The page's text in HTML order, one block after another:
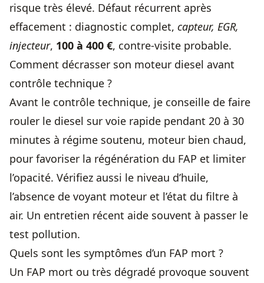
risque très élevé. Défaut récurrent après
effacement : diagnostic complet, capteur, EGR,
injecteur, 100 à 400 €, contre-visite probable.
Comment décrasser son moteur diesel avant
contrôle technique ?
Avant le contrôle technique, je conseille de faire
rouler le diesel sur voie rapide pendant 20 à 30
minutes à régime soutenu, moteur bien chaud,
pour favoriser la régénération du FAP et limiter
l’opacité. Vérifiez aussi le niveau d’huile,
l’absence de voyant moteur et l’état du filtre à
air. Un entretien récent aide souvent à passer le
test pollution.
Quels sont les symptômes d’un FAP mort ?
Un FAP mort ou très dégradé provoque souvent